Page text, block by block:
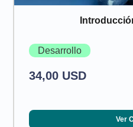
Desarrollo
34,00 USD
Ver